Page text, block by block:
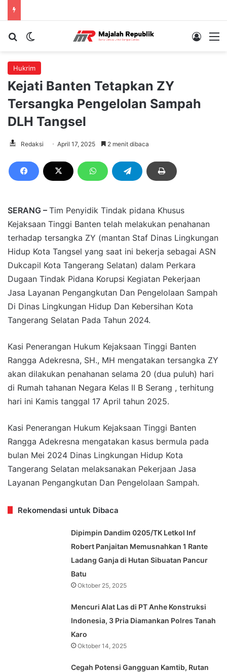
Cari berita...Switch skin Log In
Hukrim
Kejati Banten Tetapkan ZY
Tersangka Pengelolan Sampah
DLH Tangsel
Redaksi April 17, 2025 2 menit dibaca
SERANG – Tim Penyidik Tindak pidana Khusus
Kejaksaan Tinggi Banten telah melakukan penahanan
terhadap tersangka ZY (mantan Staf Dinas Lingkungan
Hidup Kota Tangsel yang saat ini bekerja sebagai ASN
Dukcapil Kota Tangerang Selatan) dalam Perkara
Dugaan Tindak Pidana Korupsi Kegiatan Pekerjaan
Jasa Layanan Pengangkutan Dan Pengelolaan Sampah
Di Dinas Lingkungan Hidup Dan Kebersihan Kota
Tangerang Selatan Pada Tahun 2024.
Kasi Penerangan Hukum Kejaksaan Tinggi Banten
Rangga Adekresna, SH., MH mengatakan tersangka ZY
akan dilakukan penahanan selama 20 (dua puluh) hari
di Rumah tahanan Negara Kelas II B Serang , terhitung
hari ini Kamis tanggal 17 April tahun 2025.
Kasi Penerangan Hukum Kejaksaan Tinggi Banten
Rangga Adekresna mengatakan kasus bermula pada
bulan Mei 2024 Dinas Lingkungan Hidup Kota
Tangerang Selatan melaksanakan Pekerjaan Jasa
Layanan Pengangkutan Dan Pengelolaan Sampah.
Rekomendasi untuk Dibaca
Dipimpin Dandim 0205/TK Letkol Inf
Robert Panjaitan Memusnahkan 1 Rante
Ladang Ganja di Hutan Sibuatan Pancur
Batu
Oktober 25, 2025
Mencuri Alat Las di PT Anhe Konstruksi
Indonesia, 3 Pria Diamankan Polres Tanah
Karo
Oktober 14, 2025
Cegah Potensi Gangguan Kamtib, Rutan